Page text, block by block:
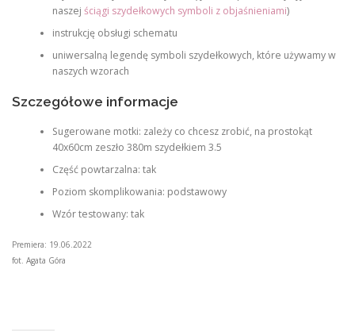
naszej ściągi szydełkowych symboli z objaśnieniami)
instrukcję obsługi schematu
uniwersalną legendę symboli szydełkowych, które używamy w
naszych wzorach
Szczegółowe informacje
Sugerowane motki: zależy co chcesz zrobić, na prostokąt
40x60cm zeszło 380m szydełkiem 3.5
Część powtarzalna: tak
Poziom skomplikowania: podstawowy
Wzór testowany: tak
Premiera: 19.06.2022
fot. Agata Góra